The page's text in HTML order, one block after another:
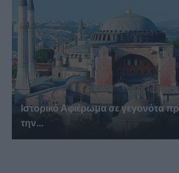
Ιστορικό Αφιέρωμα σε γεγονότα
την...